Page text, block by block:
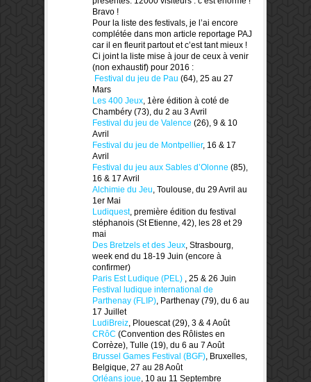
Bravo !
Pour la liste des festivals, je l’ai encore
complétée dans mon article reportage PAJ
car il en fleurit partout et c’est tant mieux !
Ci joint la liste mise à jour de ceux à venir
(non exhaustif) pour 2016 :
Festival du jeu de Pau (64), 25 au 27
Mars
Les 400 Jeux, 1ère édition à coté de
Chambéry (73), du 2 au 3 Avril
Festival du jeu de Valence (26), 9 & 10
Avril
Festival du jeu de Montpellier, 16 & 17
Avril
Festival du jeu aux Sables d’Olonne (85),
16 & 17 Avril
Alchimie du Jeu, Toulouse, du 29 Avril au
1er Mai
Ludiquest, première édition du festival
stéphanois (St Etienne, 42), les 28 et 29
mai
Des Bretzels et des Jeux, Strasbourg,
week end du 18-19 Juin (encore à
confirmer)
Paris Est Ludique (PEL) , 25 & 26 Juin
Festival ludique international de
Parthenay (FLIP), Parthenay (79), du 6 au
17 Juillet
LudiBreiz, Plouescat (29), 3 & 4 Août
CRôC (Convention des Rôlistes en
Corrèze), Tulle (19), du 6 au 7 Août
Brussel Games Festival (BGF), Bruxelles,
Belgique, 27 au 28 Août
Orléans joue, 10 au 11 Septembre